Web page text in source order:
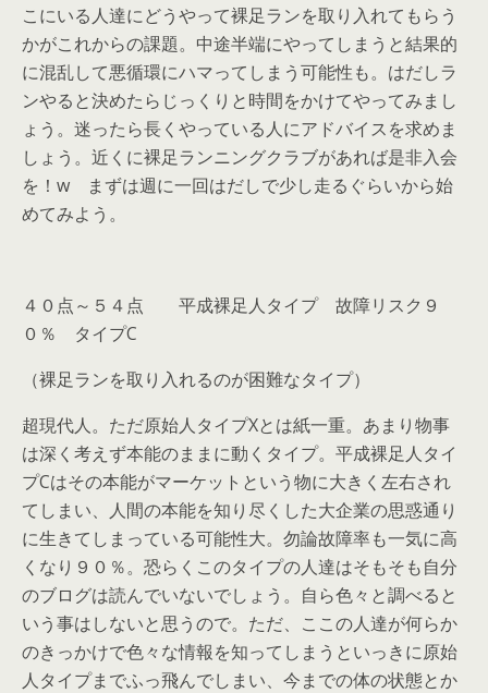
こにいる人達にどうやって裸足ランを取り入れてもらう
かがこれからの課題。中途半端にやってしまうと結果的
に混乱して悪循環にハマってしまう可能性も。はだしラ
ンやると決めたらじっくりと時間をかけてやってみまし
ょう。迷ったら長くやっている人にアドバイスを求めま
しょう。近くに裸足ランニングクラブがあれば是非入会
を！w まずは週に一回はだしで少し走るぐらいから始
めてみよう。
４０点～５４点 平成裸足人タイプ 故障リスク９
０％ タイプC
（裸足ランを取り入れるのが困難なタイプ）
超現代人。ただ原始人タイプXとは紙一重。あまり物事
は深く考えず本能のままに動くタイプ。平成裸足人タイ
プCはその本能がマーケットという物に大きく左右され
てしまい、人間の本能を知り尽くした大企業の思惑通り
に生きてしまっている可能性大。勿論故障率も一気に高
くなり９０％。恐らくこのタイプの人達はそもそも自分
のブログは読んでいないでしょう。自ら色々と調べると
いう事はしないと思うので。ただ、ここの人達が何らか
のきっかけで色々な情報を知ってしまうといっきに原始
人タイプまでふっ飛んでしまい、今までの体の状態とか